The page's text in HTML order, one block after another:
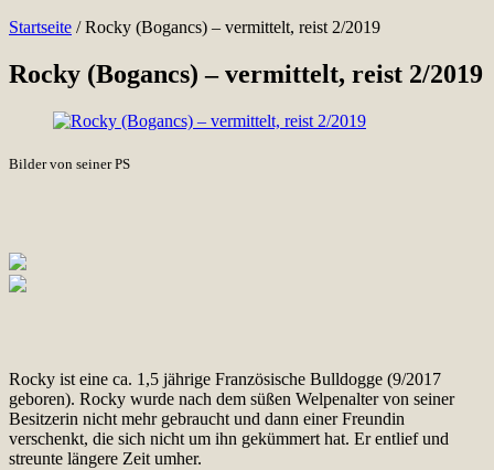
Startseite /Rocky (Bogancs) – vermittelt, reist 2/2019
Rocky (Bogancs) – vermittelt, reist 2/2019
Bilder von seiner PS
Rocky ist eine ca. 1,5 jährige Französische Bulldogge (9/2017
geboren). Rocky wurde nach dem süßen Welpenalter von seiner
Besitzerin nicht mehr gebraucht und dann einer Freundin
verschenkt, die sich nicht um ihn gekümmert hat. Er entlief und
streunte längere Zeit umher.